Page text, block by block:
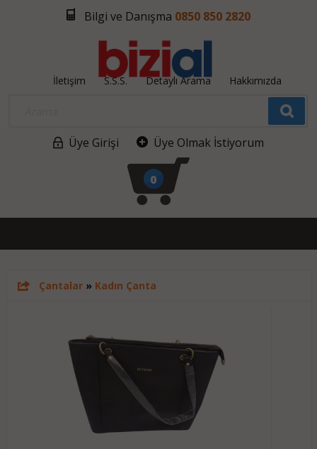
Bilgi ve Danışma 0850 850 2820
İletişim S.S.S. Detaylı Arama Hakkımızda
Üye Girişi Üye Olmak İstiyorum
0
Çantalar» Kadın Çanta